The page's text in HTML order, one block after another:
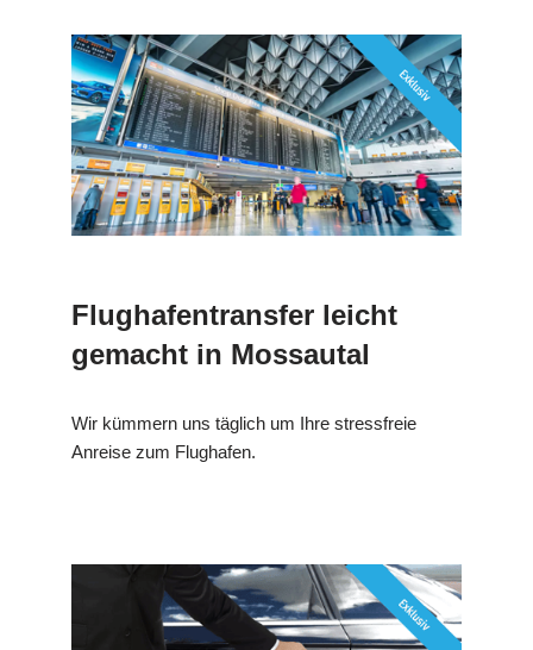
Flughafentransfer leicht
gemacht in Mossautal
Wir kümmern uns täglich um Ihre stressfreie
Anreise zum Flughafen.